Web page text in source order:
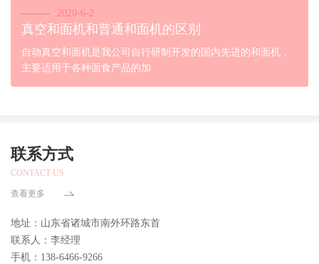
2020-6-2
真空和面机和普通和面机的区别
自动真空和面机是我公司自行研制开发的国内先进的和面机，
主要适用于各种面食产品的加
联系方式
CONTACT US
查看更多
地址：山东省诸城市南外环路东首
联系人：李经理
手机：138-6466-9266